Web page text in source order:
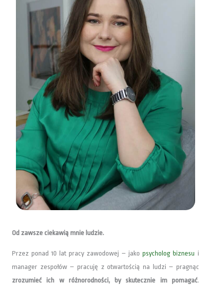
Od zawsze ciekawią mnie ludzie.
Przez ponad 10 lat pracy zawodowej – jako psycholog biznesu i
manager zespołów – pracuję z otwartością na ludzi – pragnąc
zrozumieć ich w różnorodności, by skutecznie im pomagać.